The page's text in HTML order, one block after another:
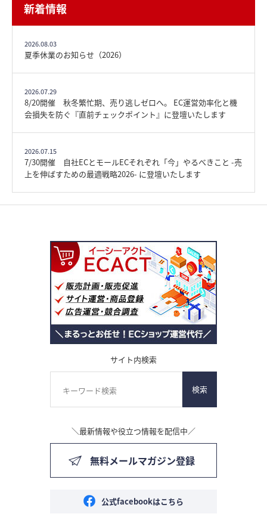
新着情報
2026.08.03
夏季休業のお知らせ（2026）
2026.07.29
8/20開催 秋冬繁忙期、売り逃しゼロへ。 EC運営効率化と機
会損失を防ぐ『直前チェックポイント』に登壇いたします
2026.07.15
7/30開催 自社ECとモールECそれぞれ「今」やるべきこと -売
上を伸ばすための最適戦略2026- に登壇いたします
サイト内検索
検索
＼最新情報や役立つ情報を配信中／
無料メールマガジン登録
公式facebookはこちら